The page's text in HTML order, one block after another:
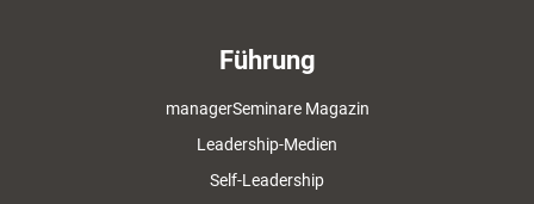
Führung
managerSeminare Magazin
Leadership-Medien
Self-Leadership